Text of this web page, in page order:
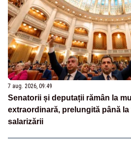
7 aug. 2026, 09:49
Senatorii și deputații rămân la
extraordinară, prelungită până
salarizării